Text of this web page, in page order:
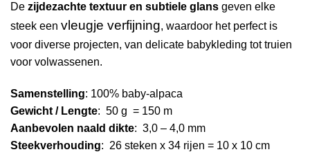
De zijdezachte textuur en subtiele glans geven elke
steek een vleugje verfijning, waardoor het perfect is
voor diverse projecten, van delicate babykleding tot truien
voor volwassenen.
Samenstelling: 100% baby-alpaca
Gewicht / Lengte: 50 g = 150 m
Aanbevolen naald dikte: 3,0 – 4,0 mm
Steekverhouding: 26 steken x 34 rijen = 10 x 10 cm